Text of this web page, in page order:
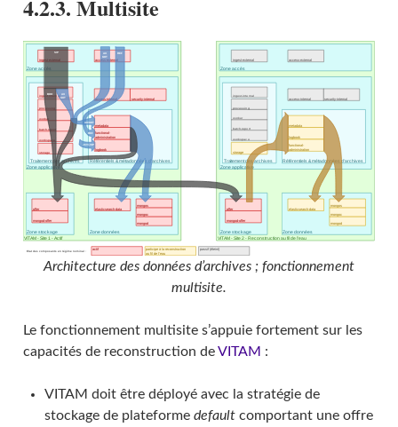
4.2.3. Multisite
Architecture des données d’archives ; fonctionnement
multisite.
Le fonctionnement multisite s’appuie fortement sur les
capacités de reconstruction deVITAM :
VITAM doit être déployé avec la stratégie de
stockage de plateforme defaultcomportant une offre